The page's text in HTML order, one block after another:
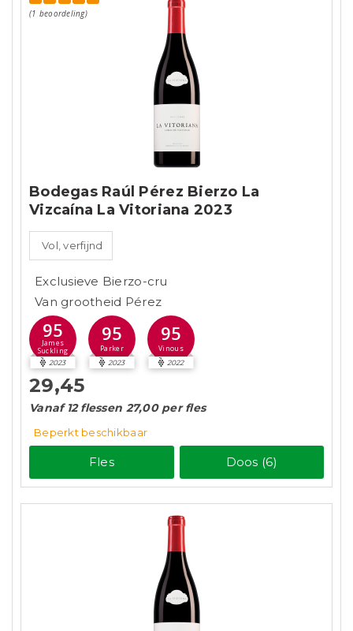
(1 beoordeling)
Bodegas Raúl Pérez Bierzo La
Vizcaína La Vitoriana 2023
Vol, verfijnd
Exclusieve Bierzo-cru
Van grootheid Pérez
95
James
Suckling
2023
95
Parker
2023
95
Vinous
2022
29,45
Vanaf 12 flessen 27,00 per fles
Beperkt beschikbaar
Fles Doos (6)